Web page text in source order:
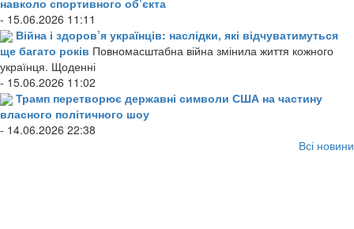
- 15.06.2026 11:11
Війна і здоров’я українців: наслідки, які відчуватимуться
ще багато років Повномасштабна війна змінила життя кожного
українця. Щоденні
- 15.06.2026 11:02
Трамп перетворює державні символи США на частину
власного політичного шоу
- 14.06.2026 22:38
Всі новини